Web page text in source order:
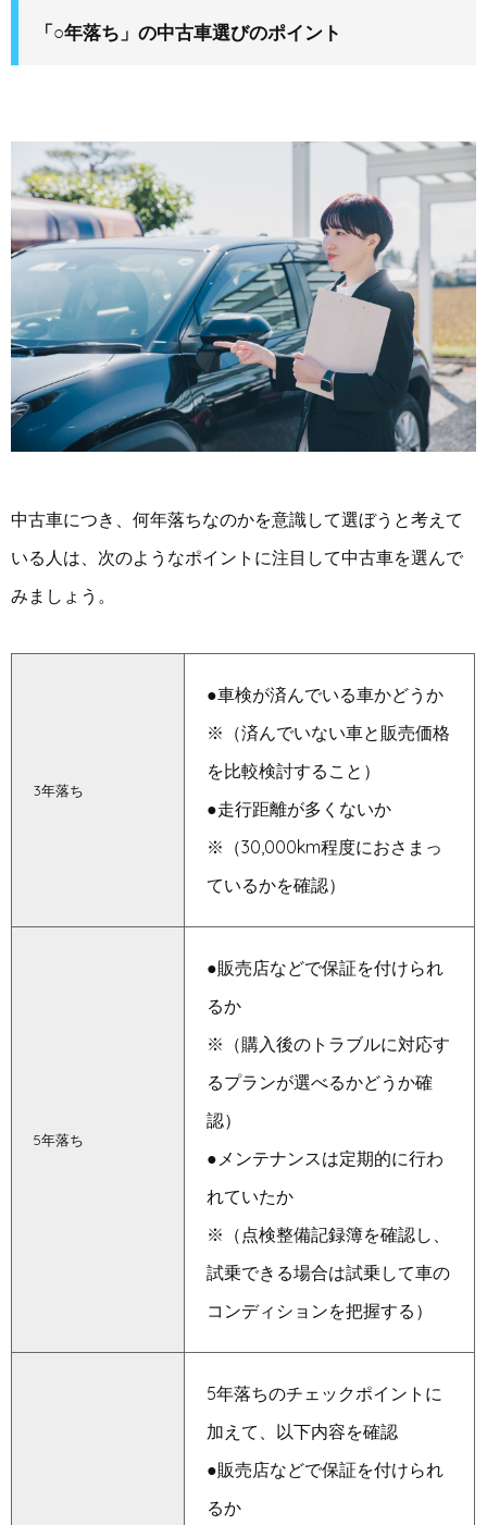
「○年落ち」の中古車選びのポイント
中古車につき、何年落ちなのかを意識して選ぼうと考えて
いる人は、次のようなポイントに注目して中古車を選んで
みましょう。
3年落ち
●車検が済んでいる車かどうか
※（済んでいない車と販売価格
を比較検討すること）
●走行距離が多くないか
※（30,000km程度におさまっ
ているかを確認）
5年落ち
●販売店などで保証を付けられ
るか
※（購入後のトラブルに対応す
るプランが選べるかどうか確
認）
●メンテナンスは定期的に行わ
れていたか
※（点検整備記録簿を確認し、
試乗できる場合は試乗して車の
コンディションを把握する）
5年落ちのチェックポイントに
加えて、以下内容を確認
●販売店などで保証を付けられ
るか